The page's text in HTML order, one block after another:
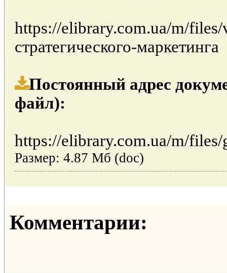
https://elibrary.com.ua/m/
стратегического-маркетинга
Постоянный адрес
файл):
https://elibrary.com.ua/m/
Размер: 4.87 Мб (doc)
Комментарии: